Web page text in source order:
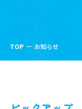
TOP お知らせ